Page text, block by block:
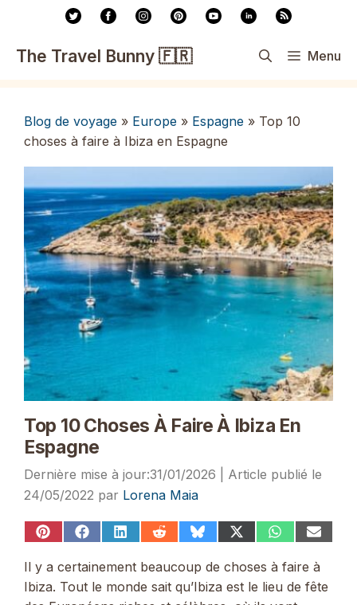
contenu
The Travel Bunny 🇫🇷 Menu
Blog de voyage » Europe » Espagne » Top 10
choses à faire à Ibiza en Espagne
Top 10 Choses À Faire À Ibiza En
Espagne
31/01/2026
24/05/2022 par Lorena Maia
Share
Pinterest
Share
Facebook
Share
LinkedIn
ShareShare
Bluesky
Share
(Twitter)
Share
WhatsApp
Share
Email
Il y a certainement beaucoup de choses à faire à
Ibiza. Tout le monde sait qu’Ibiza est le lieu de fête